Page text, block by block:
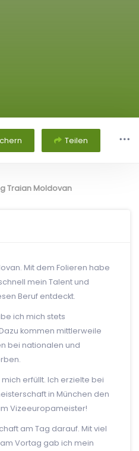
Teilen
Traian Moldovan
Mit dem Folieren habe
mein Talent und
Beruf entdeckt.
ich mich stets
kommen mittlerweile
bei nationalen und
mich erfüllt. Ich erzielte bei
in München den
Vizeeuropameister!
am Tag darauf. Mit viel
Vortag gab ich mein